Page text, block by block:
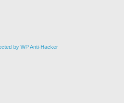
by WP Anti-Hacker